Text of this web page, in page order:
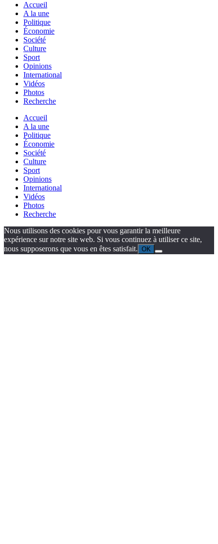
Accueil
A la une
Politique
Économie
Société
Culture
Sport
Opinions
International
Vidéos
Photos
Recherche
Accueil
A la une
Politique
Économie
Société
Culture
Sport
Opinions
International
Vidéos
Photos
Recherche
Nous utilisons des cookies pour vous garantir la meilleure
expérience sur notre site web. Si vous continuez à utiliser ce site,
nous supposerons que vous en êtes satisfait. OK